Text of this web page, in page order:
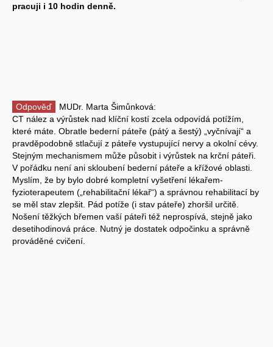
pracuji i 10 hodin denně.
Odpověď
MUDr. Marta Šimůnková:
CT nález a výrůstek nad klíční kostí zcela odpovídá potížím,
které máte. Obratle bederní páteře (pátý a šestý) „vyčnívají“ a
pravděpodobně stlačují z páteře vystupující nervy a okolní cévy.
Stejným mechanismem může působit i výrůstek na krční páteři.
V pořádku není ani skloubení bederní páteře a křížové oblasti.
Myslím, že by bylo dobré kompletní vyšetření lékařem-
fyzioterapeutem („rehabilitační lékař“) a správnou rehabilitací by
se měl stav zlepšit. Pád potíže (i stav páteře) zhoršil určitě.
Nošení těžkých břemen vaší páteři též neprospívá, stejně jako
desetihodinová práce. Nutný je dostatek odpočinku a správně
prováděné cvičení.